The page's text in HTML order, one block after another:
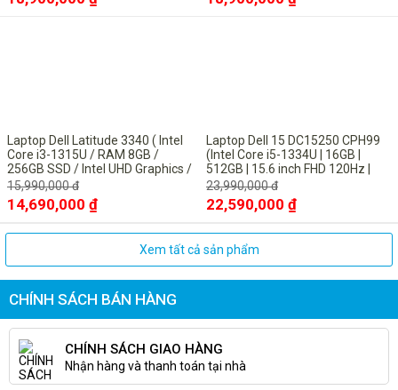
Bàn phím và touchpad
Laptop Dell Latitude 3340 ( Intel
Core i3-1315U / RAM 8GB /
256GB SSD / Intel UHD Graphics /
13.3inch FHD / Win11 Pro/ Titan
Gray
15,990,000 đ
14,690,000 ₫
Laptop Dell 15 DC15250 CPH99
(Intel Core i5-1334U | 16GB |
512GB | 15.6 inch FHD 120Hz |
Win 11 | Microsoft Office Home
2024 + Microsoft 365 basic bản
quyền vĩnh viễn| Bạc)
23,990,000 đ
22,590,000 ₫
Xem tất cả sản phẩm
CHÍNH SÁCH BÁN HÀNG
CHÍNH SÁCH GIAO HÀNG
Nhận hàng và thanh toán tại nhà